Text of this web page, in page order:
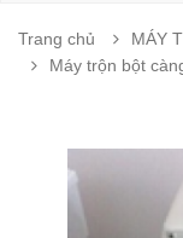
Trang chủ
MÁY
Máy trộn bột